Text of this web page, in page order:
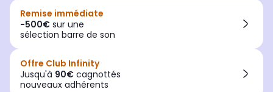
Remise immédiate
-500€ sur une
sélection barre de son
Offre Club Infinity
Jusqu'à 90€ cagnottés
nouveaux adhérents